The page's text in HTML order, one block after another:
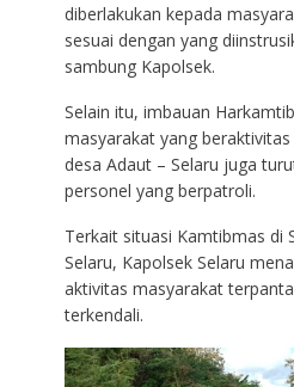
diberlakukan kepada
sesuai dengan yang
sambung Kapolsek.
Selain itu, imbauan
masyarakat yang beraktivitas
desa Adaut – Selaru juga
personel yang berpatroli.
Terkait situasi Kamtibmas di
Selaru, Kapolsek Selaru
aktivitas masyarakat
terkendali.